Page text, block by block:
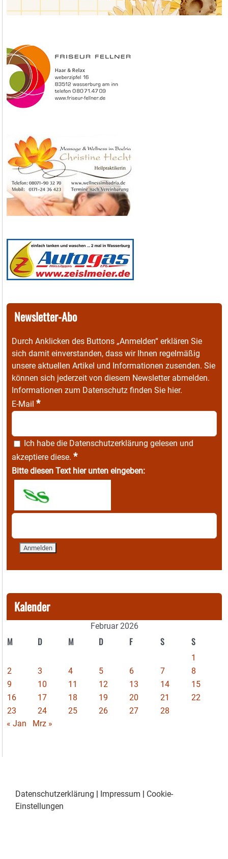
Newsletter-Abo
Durch Anklicken des Buttons „Anmelden“ erklären Sie
sich damit einverstanden, dass wir Ihnen regelmäßig
unsere aktuellen Artikel und Informationen zusenden. Sie
können sich jederzeit von diesem Newsletter abmelden.
Informationen zum Datenschutz finden Sie hier.
E-Mail *
Ich habe die Datenschutzerklärung gelesen und
akzeptiere diese. *
Bitte diesen Text hier unten eingeben:
Kalender
Februar 2026
M D M D F S S
1
2
3 4 5 6 7
8
9
10 11 12 13 14
15
16
17 18 19 20 21
22
23
24 25 26 27
28
« Jan
Mrz »
Datenschutzerklärung | Impressum | Cookie-
Einstellungen